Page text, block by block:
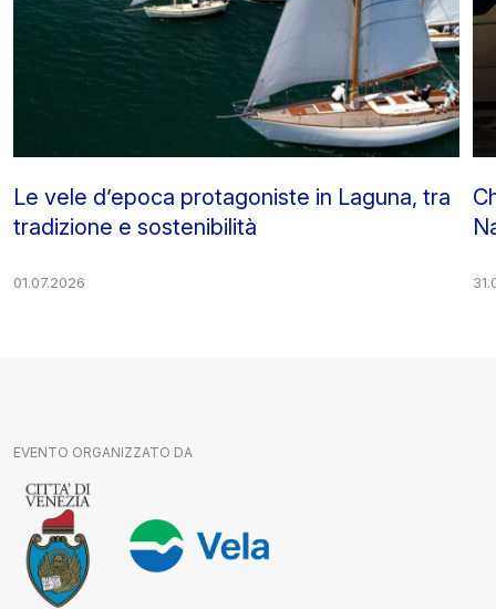
Le vele d’epoca protagoniste in Laguna, tra
tradizione e sostenibilità
01.07.2026
EVENTO ORGANIZZATO DA